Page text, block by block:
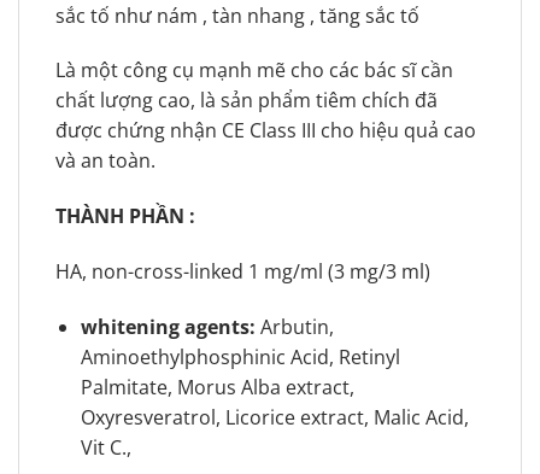
sắc tố như nám , tàn nhang , tăng sắc tố
Là một công cụ mạnh mẽ cho các bác sĩ cần
chất lượng cao, là sản phẩm tiêm chích đã
được chứng nhận CE Class III cho hiệu quả cao
và an toàn.
THÀNH PHẦN :
HA, non-cross-linked 1 mg/ml (3 mg/3 ml)
whitening agents: Arbutin,
Aminoethylphosphinic Acid, Retinyl
Palmitate, Morus Alba extract,
Oxyresveratrol, Licorice extract, Malic Acid,
Vit C.,